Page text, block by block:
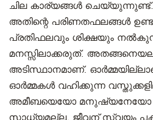
ചില കാര്യങ്ങൾ
അതിന്റെ പരിണതഫലങ്ങൾ
പ്രതിഫലവും ശിക്ഷയും
മനസ്സിലാക്കരുത്.
അടിസ്ഥാനമാണ്.
ഓർമ്മകൾ വഹിക്കുന്ന
അമീബയെയോ മനുഷ്യനേയോ
സാധ്യമല്ല. ജീവന് സ്വയം